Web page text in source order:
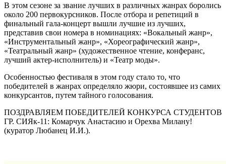
В этом сезоне за звание лучших в различных жанрах боролись
около 200 первокурсников. После отбора и репетиций в
финальный гала-концерт вышли лучшие из лучших,
представив свои номера в номинациях: «Вокальный жанр»,
«Инструментальный жанр», «Хореографический жанр»,
«Театральный жанр» (художественное чтение, конферанс,
лучший актер-исполнитель) и «Театр моды».
Особенностью фестиваля в этом году стало то, что
победителей в жанрах определяло жюри, состоявшее из самих
конкурсантов, путем тайного голосования.
ПОЗДРАВЛЯЕМ ПОБЕДИТЕЛЕЙ КОНКУРСА СТУДЕНТОВ
ГР. СИЯк-11: Комарчук Анастасию и Орехва Милану!
(куратор Любанец И.И.).